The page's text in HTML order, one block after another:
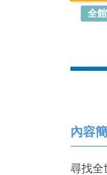
全
內容
尋找全